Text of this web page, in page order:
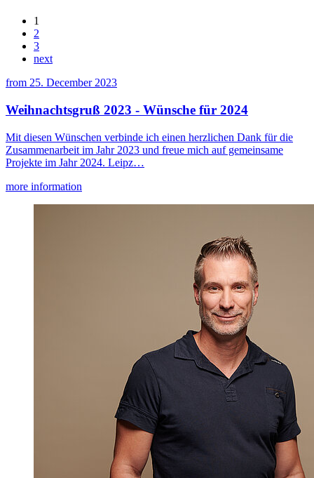
1
2
3
next
from 25. December 2023
Weihnachtsgruß 2023 - Wünsche für 2024
Mit diesen Wünschen verbinde ich einen herzlichen Dank für die
Zusammenarbeit im Jahr 2023 und freue mich auf gemeinsame
Projekte im Jahr 2024. Leipz…
more information